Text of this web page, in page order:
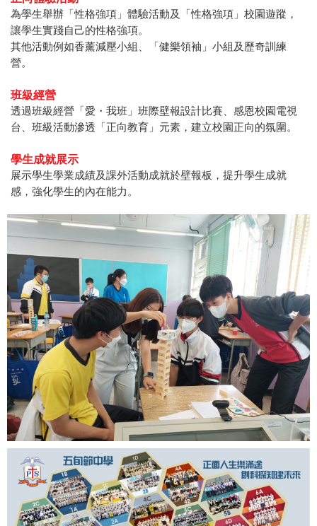
為學生舉辦「性格強項」體驗活動及「性格強項」校園遊蹤，
讓學生實踐自己的性格強項。
其他活動例如香薰減壓小組、「健樂領袖」小組及歷奇訓練
營。
班級經營
透過班級經營「愛・我班」班際壁報設計比賽、感恩校園電視
台、班級活動滲透「正向教育」元素，建立校園正向的氛圍。
學生成就展示
展示學生學業成績及課外活動成就於壁報板，提升學生成就
感，強化學生的內在能力。